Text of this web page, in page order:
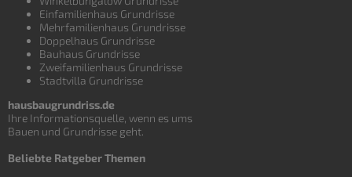
Einfamilienhaus Grundrisse
Mehrfamilienhaus Grundrisse
Doppelhaus Grundrisse
Bauhaus Grundrisse
Zweifamilienhaus Grundrisse
Stadtvilla Grundrisse
hausbaugrundriss.de
Ihre Informationsquelle, wenn es ums
Bauen und Grundrisse geht.
Beliebte Ratgeber Themen